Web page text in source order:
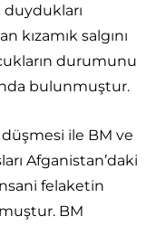
duydukları
kızamık salgını
durumunu
bulunmuştur.
ile BM ve
Afganistan’daki
felaketin
BM